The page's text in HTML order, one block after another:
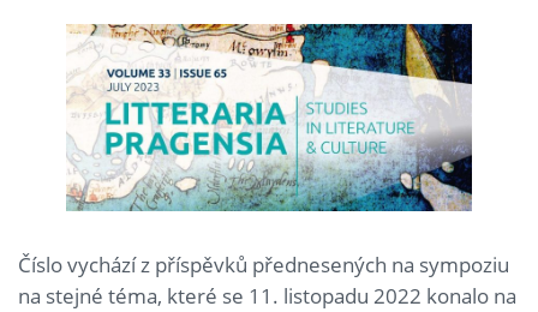
Číslo vychází z příspěvků přednesených na sympoziu
na stejné téma, které se 11. listopadu 2022 konalo na